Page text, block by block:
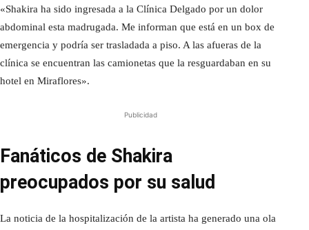
«Shakira ha sido ingresada a la Clínica Delgado por un dolor
abdominal esta madrugada. Me informan que está en un box de
emergencia y podría ser trasladada a piso. A las afueras de la
clínica se encuentran las camionetas que la resguardaban en su
hotel en Miraflores».
Publicidad
Fanáticos de Shakira
preocupados por su salud
La noticia de la hospitalización de la artista ha generado una ola